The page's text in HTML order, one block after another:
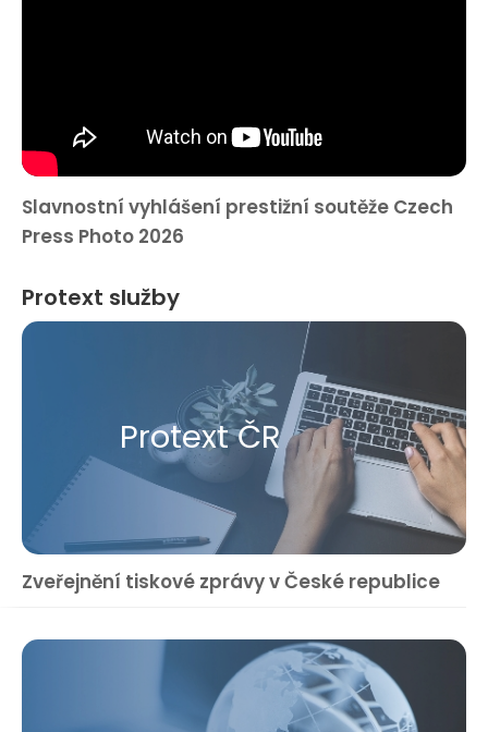
Slavnostní vyhlášení prestižní soutěže Czech
Press Photo 2026
Protext služby
Protext ČR
Zveřejnění tiskové zprávy v České republice